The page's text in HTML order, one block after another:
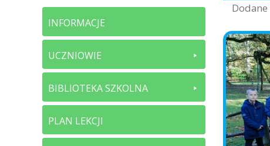
Dodane
INFORMACJE
UCZNIOWIE
BIBLIOTEKA SZKOLNA
PLAN LEKCJI